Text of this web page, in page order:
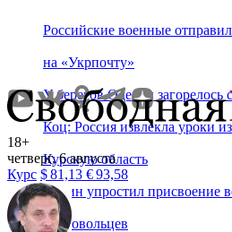
Российские военные
на «Укрпочту»
У берегов Одессы загорелось
Коц: Россия извлекла уроки
Курскую область
Путин упростил присвоение
добровольцев
18+
четверг, 6 августа
Курс $81,13 €93,58